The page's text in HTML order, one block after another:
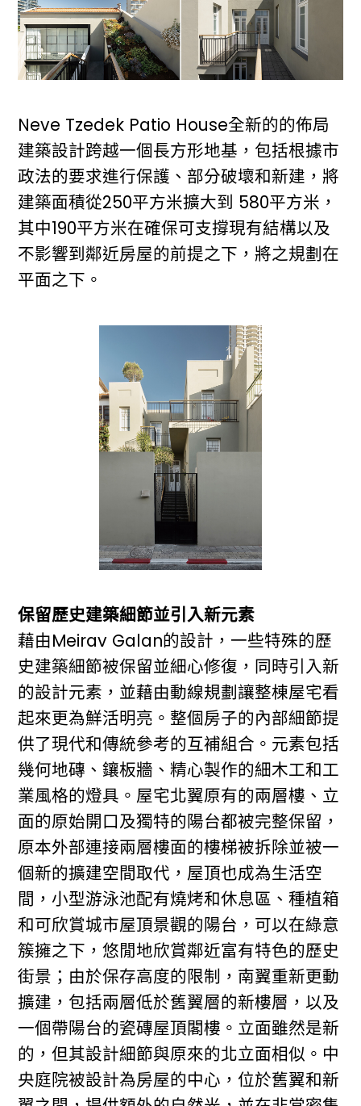
Neve Tzedek Patio House全新的的佈局
建築設計跨越一個長方形地基，包括根據市
政法的要求進行保護、部分破壞和新建，將
建築面積從250平方米擴大到 580平方米，
其中190平方米在確保可支撐現有結構以及
不影響到鄰近房屋的前提之下，將之規劃在
平面之下。
保留歷史建築細節並引入新元素
藉由Meirav Galan的設計，一些特殊的歷
史建築細節被保留並細心修復，同時引入新
的設計元素，並藉由動線規劃讓整棟屋宅看
起來更為鮮活明亮。整個房子的內部細節提
供了現代和傳統參考的互補組合。元素包括
幾何地磚、鑲板牆、精心製作的細木工和工
業風格的燈具。屋宅北翼原有的兩層樓、立
面的原始開口及獨特的陽台都被完整保留，
原本外部連接兩層樓面的樓梯被拆除並被一
個新的擴建空間取代，屋頂也成為生活空
間，小型游泳池配有燒烤和休息區、種植箱
和可欣賞城市屋頂景觀的陽台，可以在綠意
簇擁之下，悠閒地欣賞鄰近富有特色的歷史
街景；由於保存高度的限制，南翼重新更動
擴建，包括兩層低於舊翼層的新樓層，以及
一個帶陽台的瓷磚屋頂閣樓。立面雖然是新
的，但其設計細節與原來的北立面相似。中
央庭院被設計為房屋的中心，位於舊翼和新